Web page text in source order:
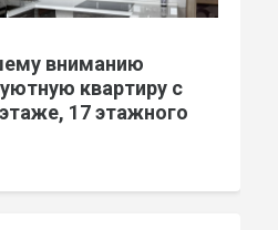
вниманию
квартиру с
17 этажного